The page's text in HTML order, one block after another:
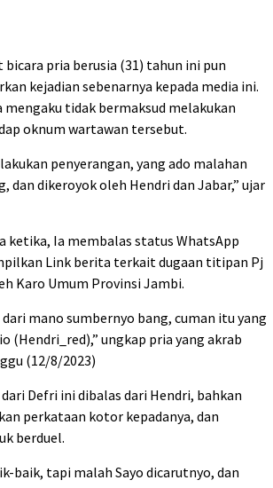
pria berusia (31) tahun ini pun
kejadian sebenarnya kepada media ini.
mengaku tidak bermaksud melakukan
oknum wartawan tersebut.
penyerangan, yang ado malahan
dan dikeroyok oleh Hendri dan Jabar,” ujar
ketika, Ia membalas status WhatsApp
Link berita terkait dugaan titipan Pj
Karo Umum Provinsi Jambi.
mano sumbernyo bang, cuman itu yang
(Hendri_red),” ungkap pria yang akrab
(12/8/2023)
Defri ini dibalas dari Hendri, bahkan
perkataan kotor kepadanya, dan
berduel.
baik, tapi malah Sayo dicarutnyo, dan